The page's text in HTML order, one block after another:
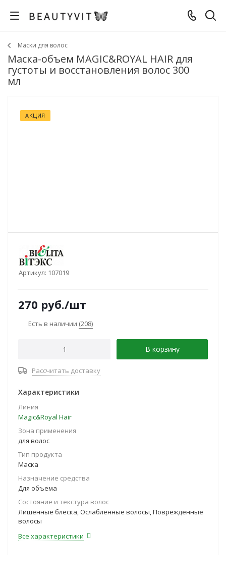
Маски для волос
Маска-объем MAGIC&ROYAL HAIR для
густоты и восстановления волос 300
мл
АКЦИЯ
Артикул: 107019
270 руб./шт
Есть в наличии (208)
В корзину
Рассчитать доставку
Характеристики
Линия
Magic&Royal Hair
Зона применения
для волос
Тип продукта
Маска
Назначение средства
Для объема
Состояние и текстура волос
Лишенные блеска, Ослабленные волосы, Поврежденные
волосы
Все характеристики